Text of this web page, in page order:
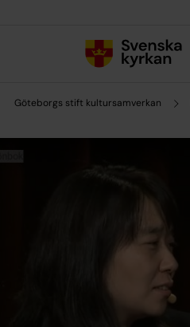
Göteborgs stift kultursamverkan